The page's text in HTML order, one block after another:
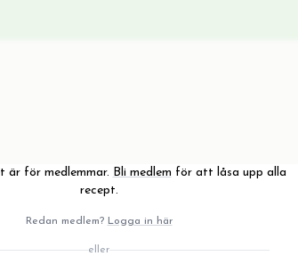
är för medlemmar. Bli medlem för att låsa upp alla
recept.
Redan medlem? Logga in här
eller